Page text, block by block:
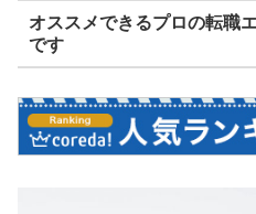
オススメできるプロの転職
です